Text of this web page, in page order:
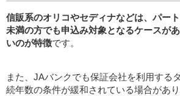
信販系のオリコやセディナなどは、パー
未満の方でも申込み対象となるケースが
いのが特徴です。
また、JAバンクでも保証会社を利用する
続年数の条件が緩和されている場合があり